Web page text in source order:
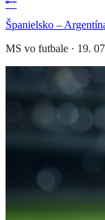
Španielsko –
MS vo futbale · 19.